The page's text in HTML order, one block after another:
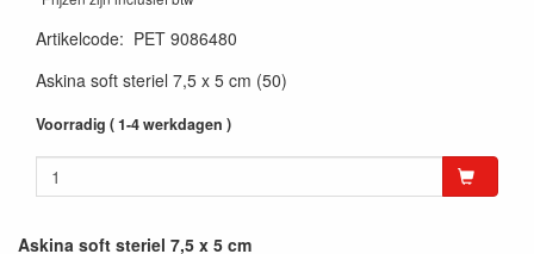
Artikelcode: PET 9086480
Askina soft steriel 7,5 x 5 cm (50)
Voorradig ( 1-4 werkdagen )
Askina soft steriel 7,5 x 5 cm